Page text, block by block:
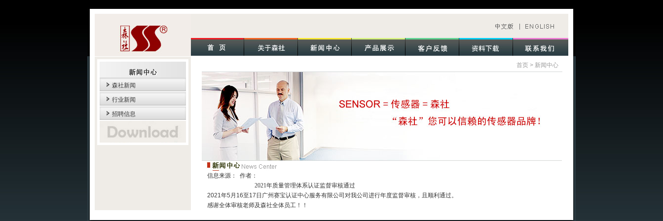
森社新闻
行业新闻
招聘信息
首页 > 新闻中心
信息来源： 作者：
2021年质量管理体系认证监督审核通过
2021年5月16至17日广州赛宝认证中心服务有限公司对我公司进行年度监督审核，且顺利通过。
感谢全体审核老师及森社全体员工！！